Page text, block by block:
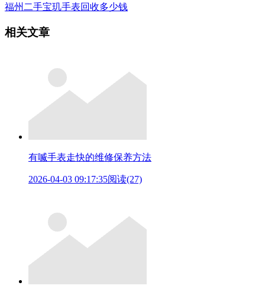
福州二手宝玑手表回收多少钱
相关文章
有喴手表走快的维修保养方法
2026-04-03 09:17:35阅读(27)